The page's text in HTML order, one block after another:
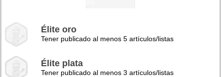
Élite oro
Tener publicado al menos 5 artículos/listas
Élite plata
Tener publicado al menos 3 artículos/listas